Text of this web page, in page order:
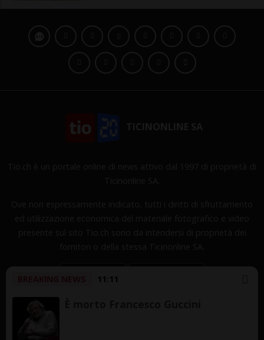
11:11
Copyright © 1997-2026 TicinOnline SA - Tutti i diritti